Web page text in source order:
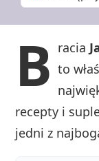
B racia
to
recepty i
jedni z